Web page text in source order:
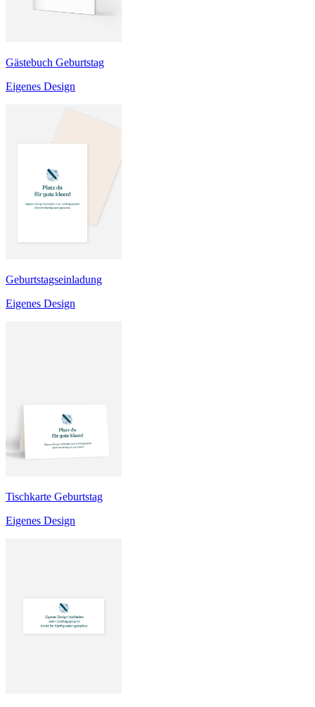
Gästebuch Geburtstag
Eigenes Design
Geburtstagseinladung
Eigenes Design
Tischkarte Geburtstag
Eigenes Design